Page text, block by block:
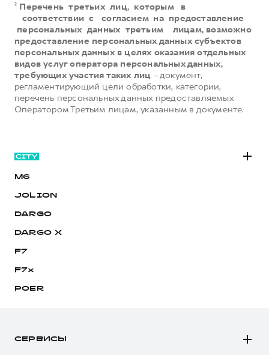
² Перечень третьих лиц, которым в
соответствии с согласием на предоставление
персональных данных третьим лицам, возможно
предоставление персональных данных субъектов
персональных данных в целях оказания отдельных
видов услуг оператора персональных данных,
требующих участия таких лиц – документ,
регламентирующий цели обработки, категории,
перечень персональных данных предоставляемых
Оператором Третьим лицам, указанным в документе.
M6
JOLION
DARGO
DARGO Х
F7
F7x
POER
СЕРВИСЫ